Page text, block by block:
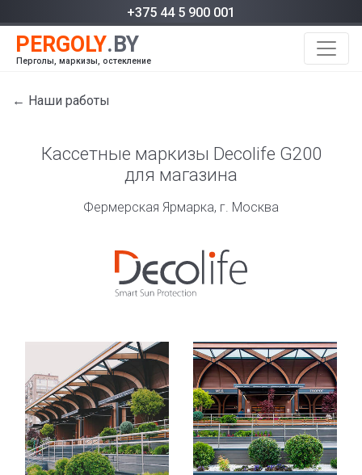
+375 44 5 900 001
Перголы, маркизы, остекление
← Наши работы
Кассетные маркизы Decolife G200
для магазина
Фермерская Ярмарка, г. Москва